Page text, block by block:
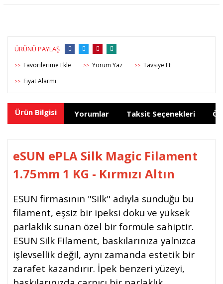
ÜRÜNÜ PAYLAŞ
>> >> Yorum Yaz >> Tavsiye Et
>> Fiyat Alarmı
Ürün Bilgisi Yorumlar Taksit Seçenekleri
eSUN ePLA Silk Magic Filament
1.75mm 1 KG - Kırmızı Altın
ESUN firmasının "Silk" adıyla sunduğu bu
filament, eşsiz bir ipeksi doku ve yüksek
parlaklık sunan özel bir formüle sahiptir.
ESUN Silk Filament, baskılarınıza yalnızca
işlevsellik değil, aynı zamanda estetik bir
zarafet kazandırır. İpek benzeri yüzeyi,